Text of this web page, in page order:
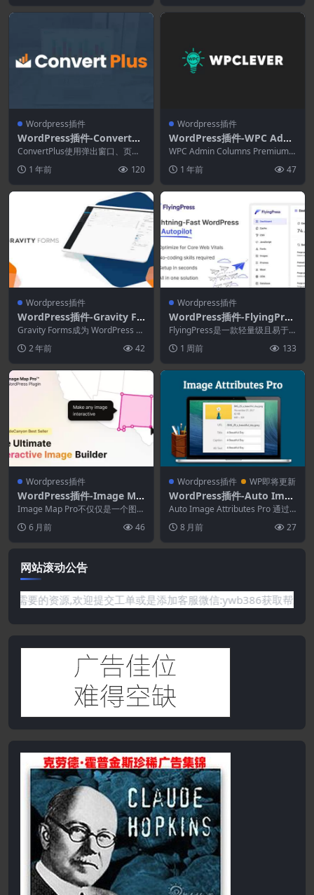
Wordpress插件
WordPress插件-ConvertPl
us 3.6.2–WordPress弹出插
件
ConvertPlus使用弹出窗口、页眉
部件、内联...
1 年前 120
Wordpress插件
WordPress插件-WPC Admi
n Columns Premium 2.1.2
WPC Admin Columns Premium
1 年前 47
Wordpress插件
WordPress插件-Gravity Fo
rms Addons(Gravity Form
s拓展)
Gravity Forms成为 WordPress Fo
2 年前 42
Wordpress插件
WordPress插件-FlyingPres
s 5.6.4–Autopilot上快如闪
电的WordPress插件
FlyingPress是一款轻量级且易于
件...1 周前 133
Wordpress插件
WordPress插件-Image Ma
p Pro for WordPress 6.0.4
2–交互式SVG图像地图生成器
Image Map Pro不仅仅是一个图像
地图插件。放置位置、添加文本，
是的，没...
6 月前 46
Wordpress插件 WP即将更新
WordPress插件-Auto Imag
e Attributes Pro 4.9.0
Auto Image Attributes Pro 通过
添加缺失的图像标题和替代...
8 月前 27
网站滚动公告
站没有你需要的资源,欢迎提交工单或是添加客服微信:ywb386